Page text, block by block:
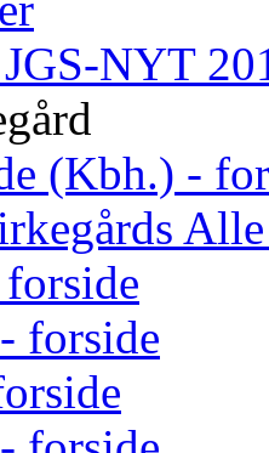
NYT
(Kbh.) -
forside